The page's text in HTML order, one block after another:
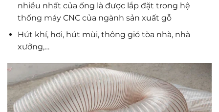
nhiều nhất của ống là được lắp đặt trong hệ
thống máy CNC của ngành sản xuất gỗ
Hút khí, hơi, hút mùi, thông gió tòa nhà, nhà
xưởng,…